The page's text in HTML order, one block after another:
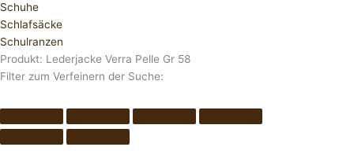
Schuhe
Schlafsäcke
Schulranzen
Produkt: Lederjacke Verra Pelle Gr 58
Filter zum Verfeinern der Suche: